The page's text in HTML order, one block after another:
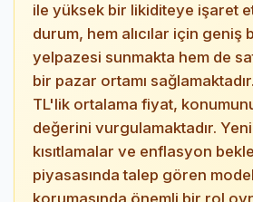
ile yüksek bir likiditeye işaret
durum, hem alıcılar için geniş
yelpazesi sunmakta hem de
bir pazar ortamı
TL'lik ortalama fiyat,
değerini vurgulamaktadır.
kısıtlamalar ve enflasyon
piyasasında talep gören
korumasında önemli bir rol